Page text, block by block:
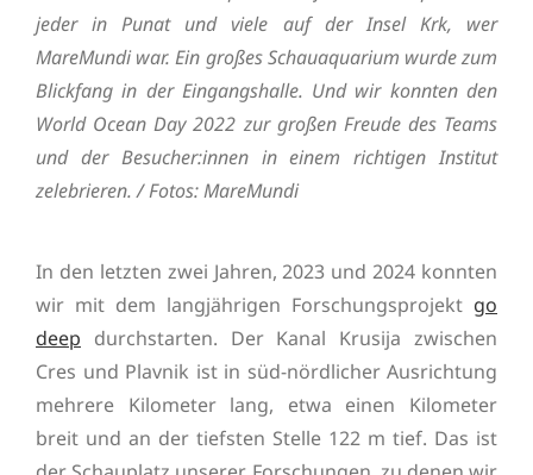
jeder in Punat und viele auf der Insel Krk, wer
MareMundi war. Ein großes Schauaquarium wurde zum
Blickfang in der Eingangshalle. Und wir konnten den
World Ocean Day 2022 zur großen Freude des Teams
und der Besucher:innen in einem richtigen Institut
zelebrieren. / Fotos: MareMundi
In den letzten zwei Jahren, 2023 und 2024 konnten
wir mit dem langjährigen Forschungsprojekt go
deep durchstarten. Der Kanal Krusija zwischen
Cres und Plavnik ist in süd-nördlicher Ausrichtung
mehrere Kilometer lang, etwa einen Kilometer
breit und an der tiefsten Stelle 122 m tief. Das ist